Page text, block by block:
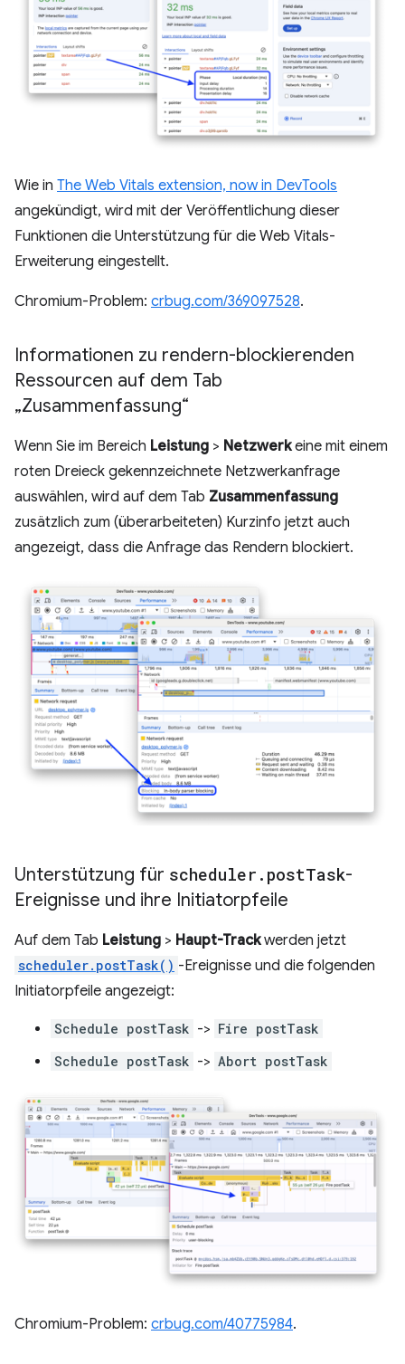
Wie in The Web Vitals extension, now in DevTools
angekündigt, wird mit der Veröffentlichung dieser
Funktionen die Unterstützung für die Web Vitals-
Erweiterung eingestellt.
Chromium-Problem: crbug.com/369097528.
Informationen zu rendern-blockierenden
Ressourcen auf dem Tab
„Zusammenfassung“
Wenn Sie im Bereich Leistung > Netzwerkeine mit einem
roten Dreieck gekennzeichnete Netzwerkanfrage
auswählen, wird auf dem Tab Zusammenfassung
zusätzlich zum (überarbeiteten) Kurzinfo jetzt auch
angezeigt, dass die Anfrage das Rendern blockiert.
Unterstützung für scheduler . postTask-
Ereignisse und ihre Initiatorpfeile
Auf dem Tab Leistung > Haupt-Trackwerden jetzt
scheduler.postTask() -Ereignisse und die folgenden
Initiatorpfeile angezeigt:
Schedule postTask -> Fire postTask
Schedule postTask -> Abort postTask
Chromium-Problem: crbug.com/40775984.